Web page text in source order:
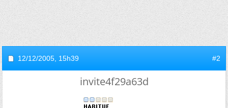
12/12/2005, 15h39 #2
invite4f29a63d